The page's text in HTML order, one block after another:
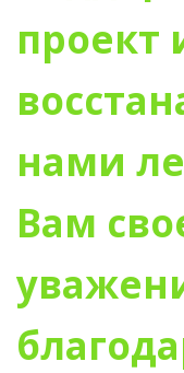
проект
нами
Вам